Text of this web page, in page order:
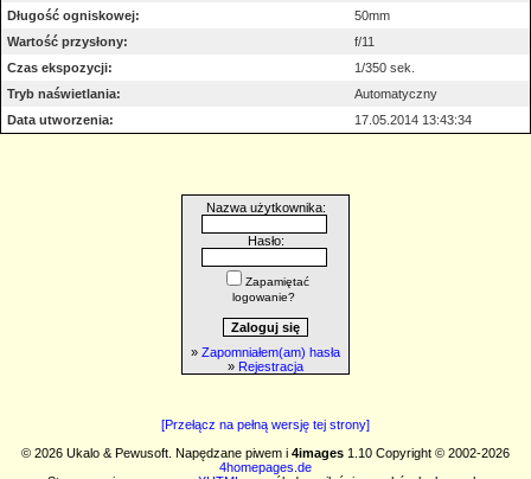
Długość ogniskowej:
50mm
Wartość przysłony:
f/11
Czas ekspozycji:
1/350 sek.
Tryb naświetlania:
Automatyczny
Data utworzenia:
17.05.2014 13:43:34
Nazwa użytkownika:
Hasło:
Zapamiętać
logowanie?
» Zapomniałem(am) hasła
» Rejestracja
[Przełącz na pełną wersję tej strony]
© 2026 Ukalo & Pewusoft. Napędzane piwem i 4images 1.10 Copyright © 2002-2026
4homepages.de